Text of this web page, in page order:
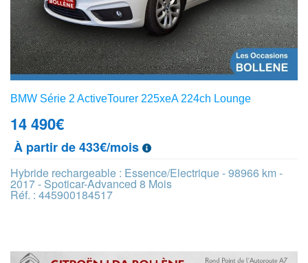
BMW Série 2 ActiveTourer 225xeA 224ch Lounge
14 490€
À partir de 433€/mois
Hybride rechargeable : Essence/Electrique - 98966 km -
2017 - Spoticar-Advanced 8 Mois
Réf. : 445900184517